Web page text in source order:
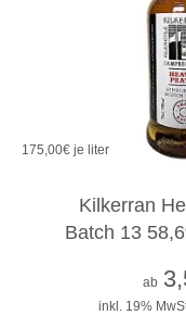
175,00€ je liter
Kilkerran
Batch 13
inkl. 19%
ab